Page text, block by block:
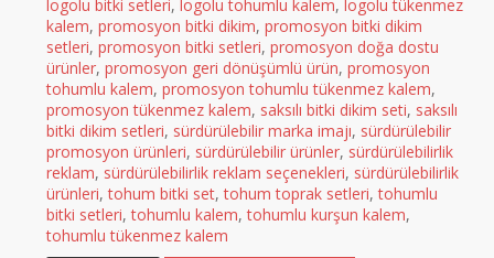
logolu bitki setleri, logolu tohumlu kalem, logolu tükenmez
kalem, promosyon bitki dikim, promosyon bitki dikim
setleri, promosyon bitki setleri, promosyon doğa dostu
ürünler, promosyon geri dönüşümlü ürün, promosyon
tohumlu kalem, promosyon tohumlu tükenmez kalem,
promosyon tükenmez kalem, saksılı bitki dikim seti, saksılı
bitki dikim setleri, sürdürülebilir marka imajı, sürdürülebilir
promosyon ürünleri, sürdürülebilir ürünler, sürdürülebilirlik
reklam, sürdürülebilirlik reklam seçenekleri, sürdürülebilirlik
ürünleri,tohum bitki set,tohum toprak setleri,tohumlu
bitki setleri,tohumlu kalem,tohumlu kurşun kalem,
tohumlu tükenmez kalem